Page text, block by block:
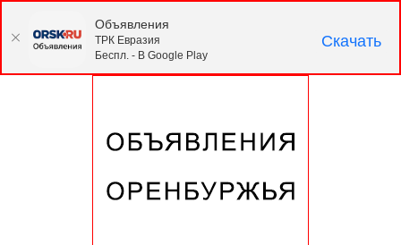
Объявления
ТРК Евразия
Беспл. - В Google Play
Скачать